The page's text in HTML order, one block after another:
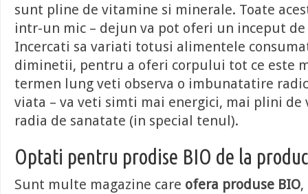
sunt pline de vitamine si minerale. Toate
intr-un mic – dejun va pot oferi un inceput de
Incercati sa variati totusi alimentele
diminetii, pentru a oferi corpului tot ce este
termen lung veti observa o imbunatatire
viata – va veti simti mai energici, mai plini de
radia de sanatate (in special tenul).
Optati pentru prodise BIO de la
Sunt multe magazine care ofera produse BIO,